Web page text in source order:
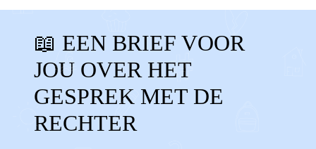
RECHTEN BUDDY
DETECTIEPOORTJES SPANNEND
OPROEPBRIEF UITNODIGING
MENING WENSEN IDEEËN
VERANTWOORDELIJKHEID
📖 EEN BRIEF VOOR
JOU OVER HET
GESPREK MET DE
RECHTER